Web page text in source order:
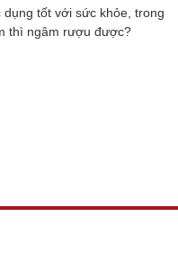
tốt với sức khỏe, trong
thì ngâm rượu được?